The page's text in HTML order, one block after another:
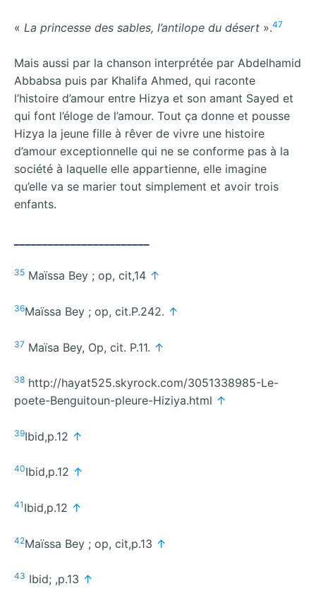
« La princesse des sables, l’antilope du désert ».47
Mais aussi par la chanson interprétée par Abdelhamid
Abbabsa puis par Khalifa Ahmed, qui raconte
l’histoire d’amour entre Hizya et son amant Sayed et
qui font l’éloge de l’amour. Tout ça donne et pousse
Hizya la jeune fille à rêver de vivre une histoire
d’amour exceptionnelle qui ne se conforme pas à la
société à laquelle elle appartienne, elle imagine
qu’elle va se marier tout simplement et avoir trois
enfants.
35 Maïssa Bey ; op, cit,14 ↑
36Maïssa Bey ; op, cit.P.242. ↑
37 Maїsa Bey, Op, cit. P.11. ↑
38 http://hayat525.skyrock.com/3051338985-Le-
poete-Benguitoun-pleure-Hiziya.html ↑
39Ibid,p.12 ↑
40Ibid,p.12 ↑
41 Ibid,p.12 ↑
42Maïssa Bey ; op, cit,p.13 ↑
43 Ibid; ,p.13 ↑